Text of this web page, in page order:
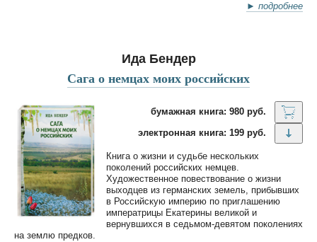
► подробнее
Ида Бендер
Сага о немцах моих российских
бумажная книга: 980 руб.
электронная книга: 199 руб.
Книга о жизни и судьбе нескольких
поколений российских немцев.
Художественное повествование о жизни
выходцев из германских земель, прибывших
в Российскую империю по приглашению
императрицы Екатерины великой и
вернувшихся в седьмом-девятом поколениях
на землю предков.